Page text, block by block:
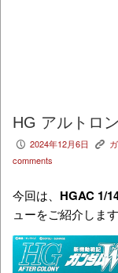
HG アルトロ
P 2024年12月6日 K
comments
今回は、 HGAC 1/
ューをご紹介します